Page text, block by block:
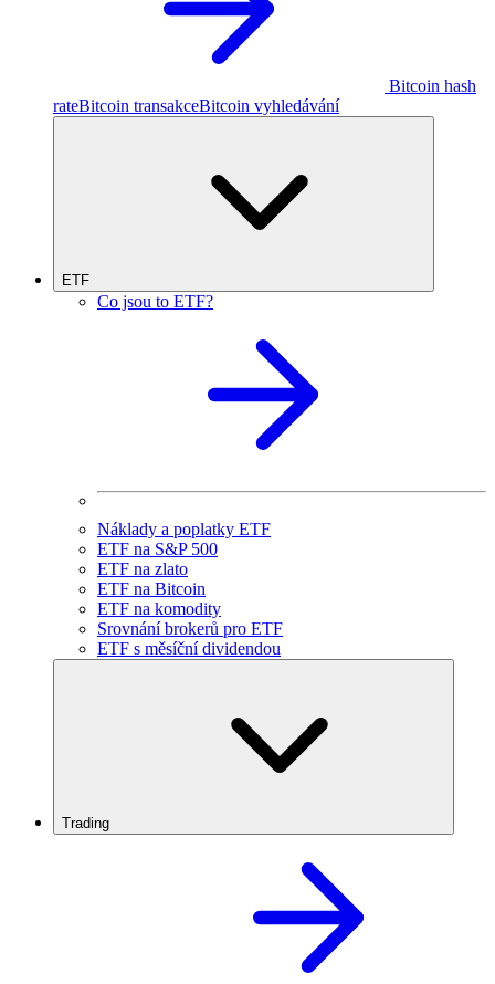
Bitcoin hash
rateBitcoin transakceBitcoin vyhledávání
ETF
Co jsou to ETF?
Náklady a poplatky ETF
ETF na S&P 500
ETF na zlato
ETF na Bitcoin
ETF na komodity
Srovnání brokerů pro ETF
ETF s měsíční dividendou
Trading